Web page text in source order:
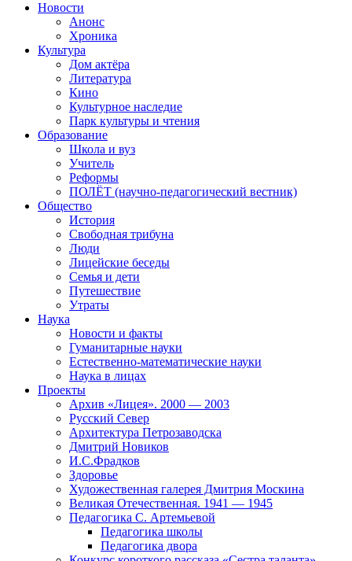
Новости
Анонс
Хроника
Культура
Дом актёра
Литература
Кино
Культурное наследие
Парк культуры и чтения
Образование
Школа и вуз
Учитель
Реформы
ПОЛЁТ (научно-педагогический вестник)
Общество
История
Свободная трибуна
Люди
Лицейские беседы
Семья и дети
Путешествие
Утраты
Наука
Новости и факты
Гуманитарные науки
Естественно-математические науки
Наука в лицах
Проекты
Архив «Лицея». 2000 — 2003
Русский Север
Архитектура Петрозаводска
Дмитрий Новиков
И.С.Фрадков
Здоровье
Художественная галерея Дмитрия Москина
Великая Отечественная. 1941 — 1945
Педагогика С. Артемьевой
Педагогика школы
Педагогика двора